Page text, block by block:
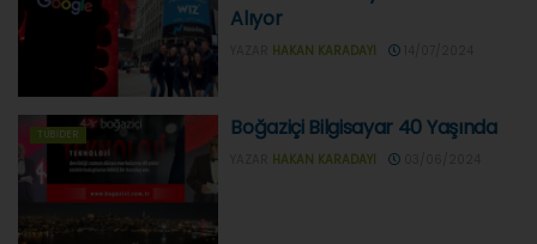
Alıyor
HAKAN KARADAYI
TÜBIDER Boğaziçi Bilgisayar 40 Yaşında
HAKAN KARADAYI